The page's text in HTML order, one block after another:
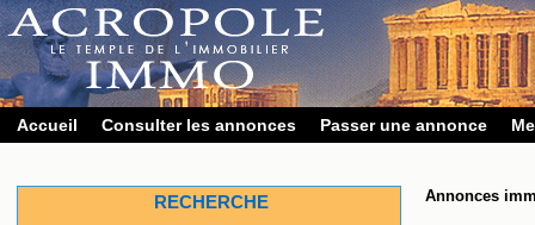
Accueil Consulter les annonces Passer une annonce
RECHERCHE Annonces